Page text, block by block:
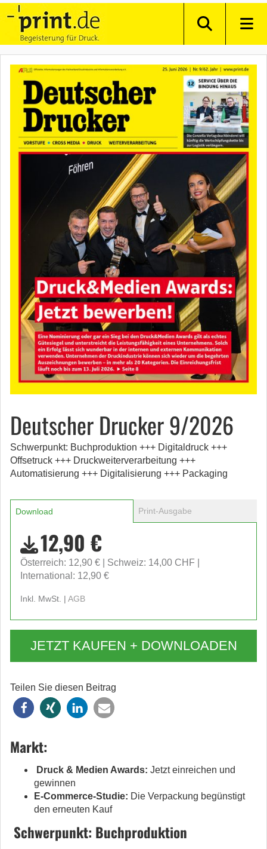
Deutscher Drucker 9/2026
Schwerpunkt: Buchproduktion +++ Digitaldruck +++
Offsetruck +++ Druckweiterverarbeitung +++
Automatisierung +++ Digitalisierung +++ Packaging
Download Print-Ausgabe
12,90 €
Österreich: 12,90 €
Schweiz: 14,00 CHF
International: 12,90 €
Inkl. MwSt. | AGB
JETZT KAUFEN + DOWNLOADEN
Teilen Sie diesen Beitrag
Markt:
Druck & Medien Awards: Jetzt einreichen und
gewinnen
E-Commerce-Studie: Die Verpackung begünstigt
den erneuten Kauf
Schwerpunkt: Buchproduktion